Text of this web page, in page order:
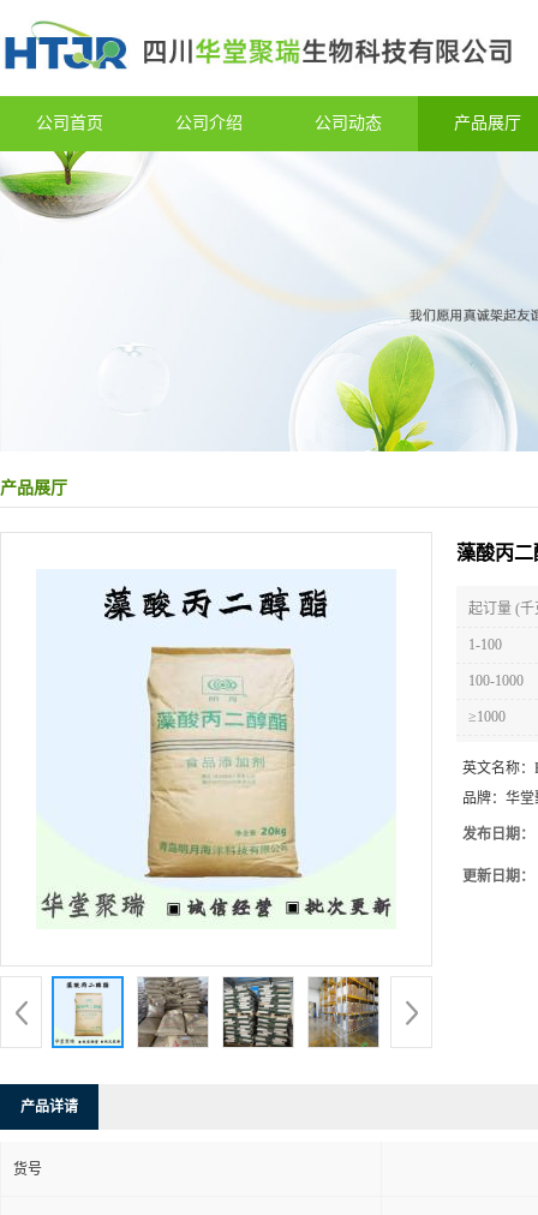
公司首页 公司介绍 公司动态 产品展厅
产品展厅
藻酸丙二
起订量 (千
1-100
100-1000
≥1000
英文名称：
品牌： 华堂
发布日期：
更新日期：
产品详请
货号